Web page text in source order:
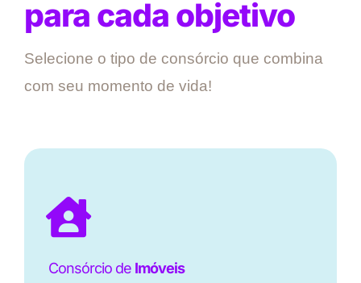
para cada objetivo
Selecione o tipo de consórcio que combina
com seu momento de vida!
Consórcio de Imóveis